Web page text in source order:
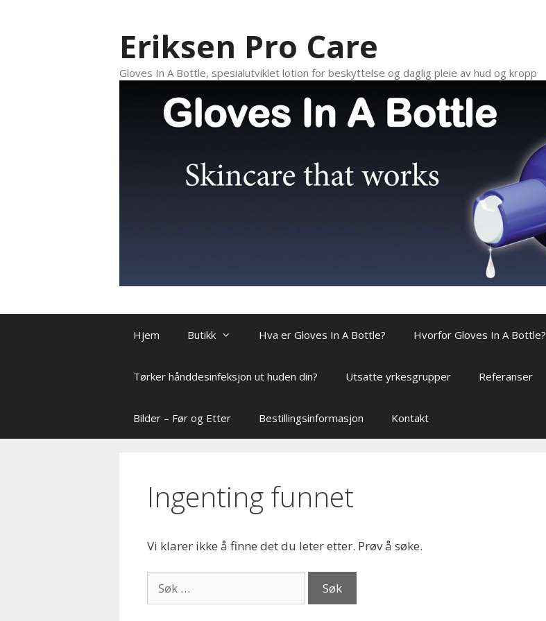
Eriksen Pro Care
Gloves In A Bottle, spesialutviklet lotion for beskyttelse og daglig pleie av hud og kropp
Hjem Butikk Hva er Gloves In A Bottle? Hvorfor Gloves In A Bottle?
Tørker hånddesinfeksjon ut huden din? Utsatte yrkesgrupper Referanser
Bilder – Før og Etter Bestillingsinformasjon Kontakt
Ingenting funnet
Vi klarer ikke å finne det du leter etter. Prøv å søke.
etter: